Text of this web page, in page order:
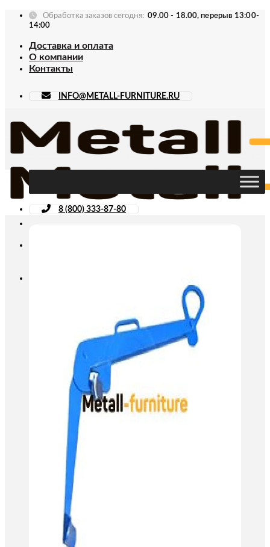
Skip
Обработка заказов сегодня: 09.00 - 18.00, перерыв 13:00-
14:00
Доставка и оплата
О компании
Контакты
INFO@METALL-FURNITURE.RU
8 (800) 333-87-80